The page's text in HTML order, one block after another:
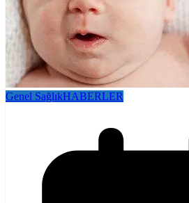
Genel SağlıkHABERLER